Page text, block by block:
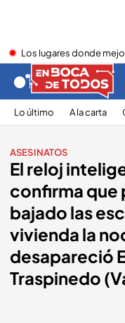
Los lugares donde
Lo último A la carta
ASESINATOS
El reloj
confirma que
bajado las
vivienda la
desapareció
Traspinedo